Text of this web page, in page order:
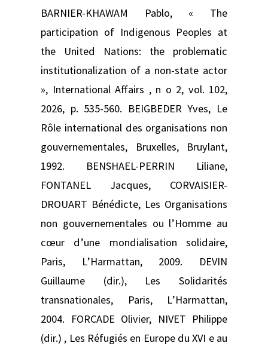
BARNIER-KHAWAM Pablo, « The
participation of Indigenous Peoples at
the United Nations: the problematic
institutionalization of a non-state actor
», International Affairs , n o 2, vol. 102,
2026, p. 535‑560. BEIGBEDER Yves, Le
Rôle international des organisations non
gouvernementales, Bruxelles, Bruylant,
1992. BENSHAEL-PERRIN Liliane,
FONTANEL Jacques, CORVAISIER-
DROUART Bénédicte, Les Organisations
non gouvernementales ou l’Homme au
cœur d’une mondialisation solidaire,
Paris, L’Harmattan, 2009. DEVIN
Guillaume (dir.), Les Solidarités
transnationales, Paris, L’Harmattan,
2004. FORCADE Olivier, NIVET Philippe
(dir.) , Les Réfugiés en Europe du XVI e au